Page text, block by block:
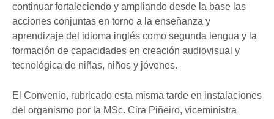
continuar fortaleciendo y ampliando desde la base las
acciones conjuntas en torno a la enseñanza y
aprendizaje del idioma inglés como segunda lengua y la
formación de capacidades en creación audiovisual y
tecnológica de niñas, niños y jóvenes.
El Convenio, rubricado esta misma tarde en instalaciones
del organismo por la MSc. Cira Piñeiro, viceministra